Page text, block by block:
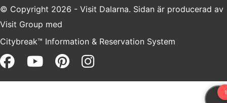
© Copyright 2026 - Visit Dalarna. Sidan är producerad av
Visit Group med
Citybreak™ Information & Reservation System
Facebook (opens in a new
Youtube (opens in a new
Pinterest (opens in a
Instagram (opens